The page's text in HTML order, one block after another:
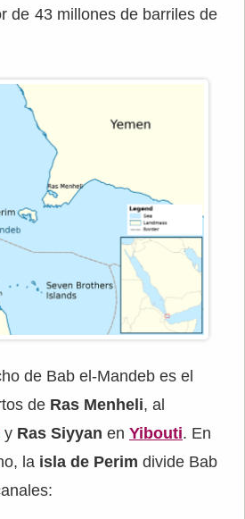
de 43 millones de barriles de
de Bab el-Mandeb es el
de Ras Menheli, al
y Ras Siyyan en Yibouti. En
la isla de Perim divide Bab